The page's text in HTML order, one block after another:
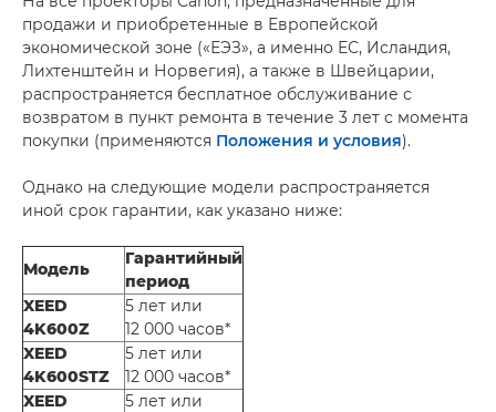
продажи и приобретенные в Европейской
экономической зоне («ЕЭЗ», а именно ЕС, Исландия,
Лихтенштейн и Норвегия), а также в Швейцарии,
распространяется бесплатное обслуживание с
возвратом в пункт ремонта в течение 3 лет с момента
покупки (применяются Положения и условия).
Однако на следующие модели распространяется
иной срок гарантии, как указано ниже:
Модель
Гарантийный
период
XEED
4K600Z
5 лет или
12 000 часов*
XEED
4K600STZ
5 лет или
12 000 часов*
XEED
5 лет или